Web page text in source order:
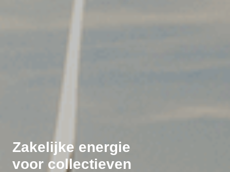
Zakelijke energie
voor collectieven